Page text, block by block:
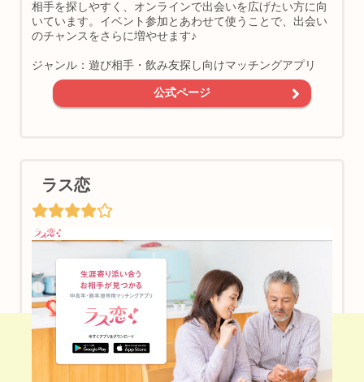
【PR】ご近所の相手に会える＆遊び友達見つかる♪
ワクワクメールはこちら♪（男女登録無料）
相手を探しやすく、オンラインで出会いを広げたい方に向
いています。イベント参加とあわせて使うことで、出会い
のチャンスをさらに増やせます♪
ジャンル：遊び相手・飲み友探し向けマッチングアプリ
公式ページ
ラス恋